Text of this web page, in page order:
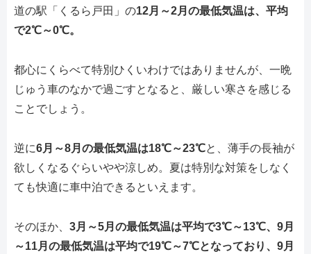
道の駅「くるら戸田」の12月～2月の最低気温は、平均
で2℃～0℃。
都心にくらべて特別ひくいわけではありませんが、一晩
じゅう車のなかで過ごすとなると、厳しい寒さを感じる
ことでしょう。
逆に6月～8月の最低気温は18℃～23℃と、薄手の長袖が
欲しくなるぐらいやや涼しめ。夏は特別な対策をしなく
ても快適に車中泊できるといえます。
そのほか、 3月～5月の最低気温は平均で3℃～13℃、9月
～11月の最低気温は平均で19℃～7℃となっており、9月